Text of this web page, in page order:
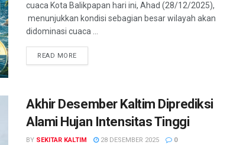
cuaca Kota Balikpapan hari ini, Ahad (28/12/2025),
menunjukkan kondisi sebagian besar wilayah akan
didominasi cuaca ...
READ MORE
Akhir Desember Kaltim Diprediksi
Alami Hujan Intensitas Tinggi
BY SEKITAR KALTIM 28 DESEMBER 2025 0